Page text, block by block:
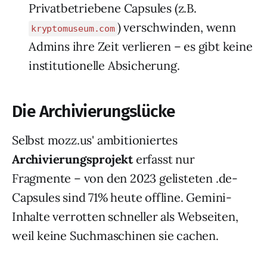
Privatbetriebene Capsules (z.B.
kryptomuseum.com ) verschwinden, wenn
Admins ihre Zeit verlieren – es gibt keine
institutionelle Absicherung.
Die Archivierungslücke
Selbst mozz.us' ambitioniertes
Archivierungsprojekterfasst nur
Fragmente – von den 2023 gelisteten .de-
Capsules sind 71% heute offline. Gemini-
Inhalte verrotten schneller als Webseiten,
weil keine Suchmaschinen sie cachen.